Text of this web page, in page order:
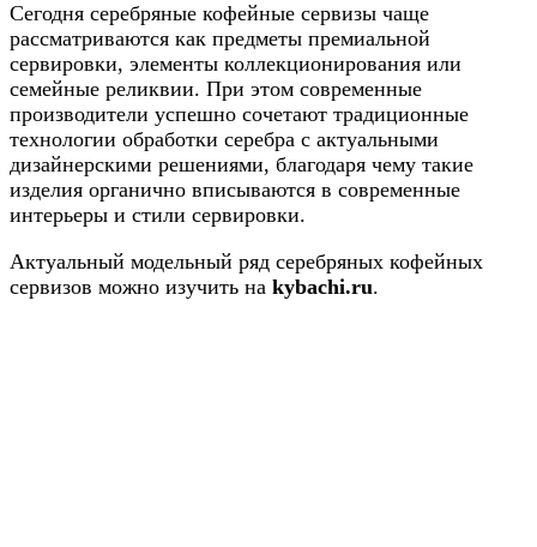
Сегодня серебряные кофейные сервизы чаще
рассматриваются как предметы премиальной
сервировки, элементы коллекционирования или
семейные реликвии. При этом современные
производители успешно сочетают традиционные
технологии обработки серебра с актуальными
дизайнерскими решениями, благодаря чему такие
изделия органично вписываются в современные
интерьеры и стили сервировки.
Актуальный модельный ряд серебряных кофейных
сервизов можно изучить на kybachi.ru.